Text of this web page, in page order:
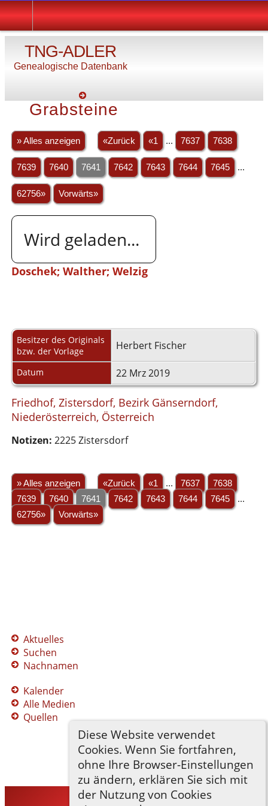
TNG-ADLER
Genealogische Datenbank
Diese Website verwendet
Cookies. Wenn Sie fortfahren,
ohne Ihre Browser-Einstellungen
zu ändern, erklären Sie sich mit
der Nutzung von Cookies
Grabsteine
» Alles anzeigen «Zurück «1 ... 7637 7638
7639 7640 7641 7642 7643 7644 7645 ...
62756» Vorwärts»
Wird geladen...
Doschek; Walther; Welzig
Besitzer des Originals
bzw. der Vorlage
Herbert Fischer
Datum 22 Mrz 2019
Friedhof, Zistersdorf, Bezirk Gänserndorf,
Niederösterreich, Österreich
Notizen: 2225 Zistersdorf
» Alles anzeigen «Zurück «1 ... 7637
7638
7639
7640 7641 7642 7643 7644 7645
...
62756»
Vorwärts»
Aktuelles
Suchen
Nachnamen
Kalender
Alle Medien
Quellen